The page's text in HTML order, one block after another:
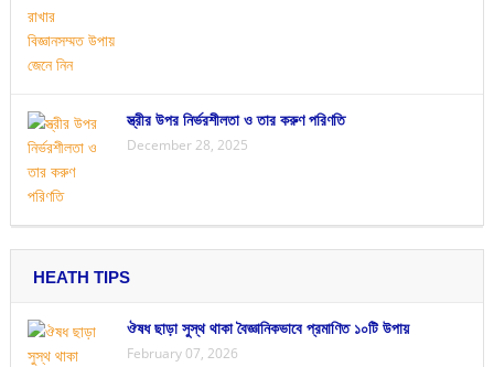
স্ত্রীর উপর নির্ভরশীলতা ও তার করুণ পরিণতি
December 28, 2025
HEATH TIPS
ঔষধ ছাড়া সুস্থ থাকা বৈজ্ঞানিকভাবে প্রমাণিত ১০টি উপায়
February 07, 2026